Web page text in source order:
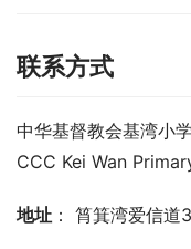
联系方式
中华基督教会基湾小
CCC Kei Wan
地址 ： 筲箕湾爱信道